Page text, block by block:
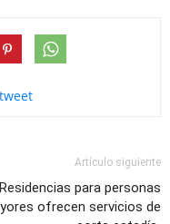
tweet
Artículo siguiente
Residencias para personas
ofrecen servicios de